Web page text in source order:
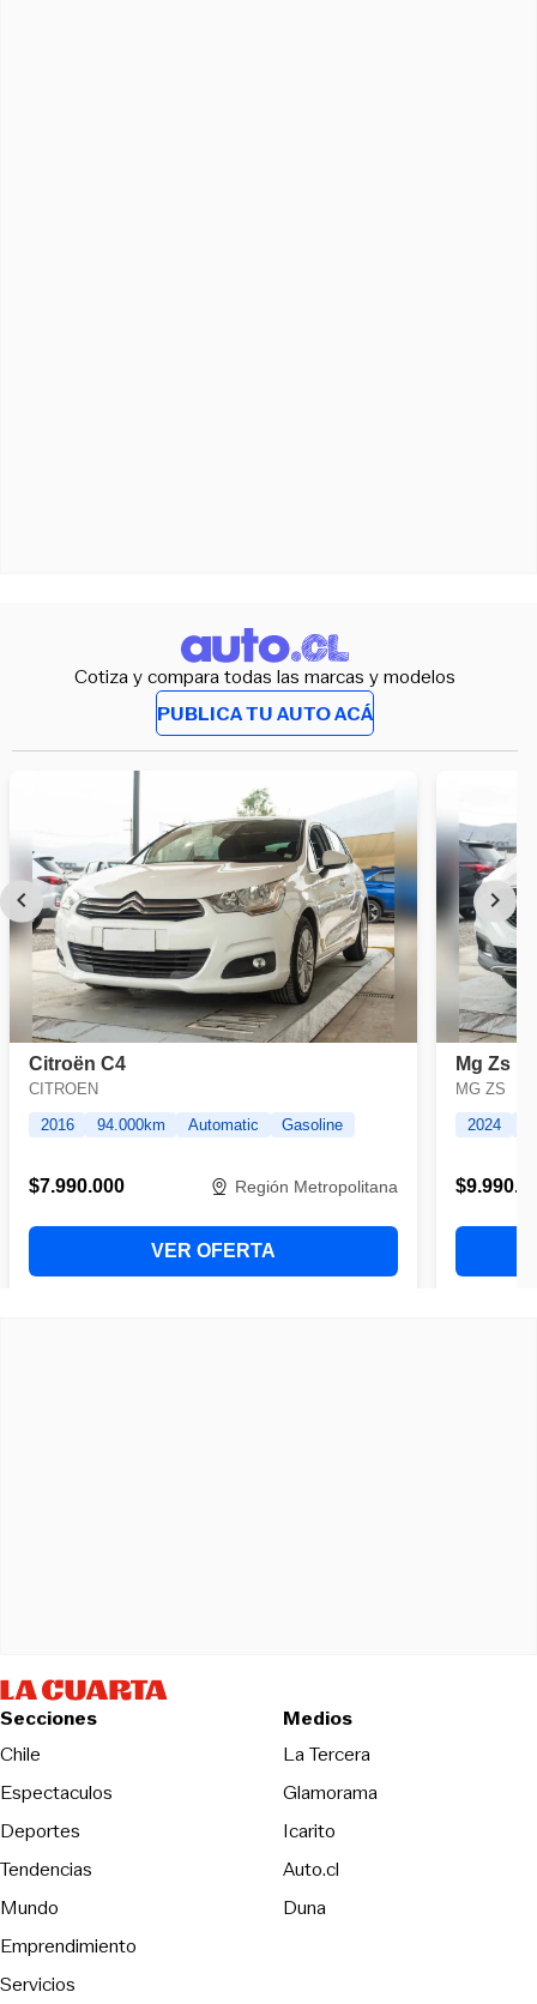
Cotiza y compara todas las marcas y modelos
PUBLICA TU AUTO ACÁ
Secciones
Chile
Espectaculos
Deportes
Tendencias
Mundo
Emprendimiento
Servicios
Medios
La TerceraOpens in new
Glamorama
Icarito
Auto.cl
DunaOpens in new window